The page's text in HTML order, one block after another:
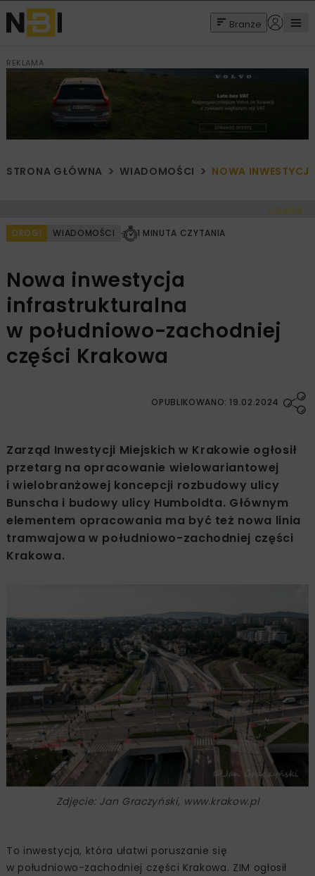
Branże
REKLAMA
STRONA GŁÓWNA WIADOMOŚCI NOWA
< Cofnij
DROGI WIADOMOŚCI 1 MINUTA CZYTANIA
Nowa inwestycja
infrastrukturalna
w południowo-zachodniej
części Krakowa
OPUBLIKOWANO: 19.02.2024
Zarząd Inwestycji Miejskich w Krakowie ogłosił
przetarg na opracowanie wielowariantowej
i wielobranżowej koncepcji rozbudowy ulicy
Bunscha i budowy ulicy Humboldta. Głównym
elementem opracowania ma być też nowa linia
tramwajowa w południowo-zachodniej części
Krakowa.
Zdjęcie: Jan Graczyński, www.krakow.pl
To inwestycja, która ułatwi poruszanie się
w południowo-zachodniej części Krakowa. ZIM ogłosił